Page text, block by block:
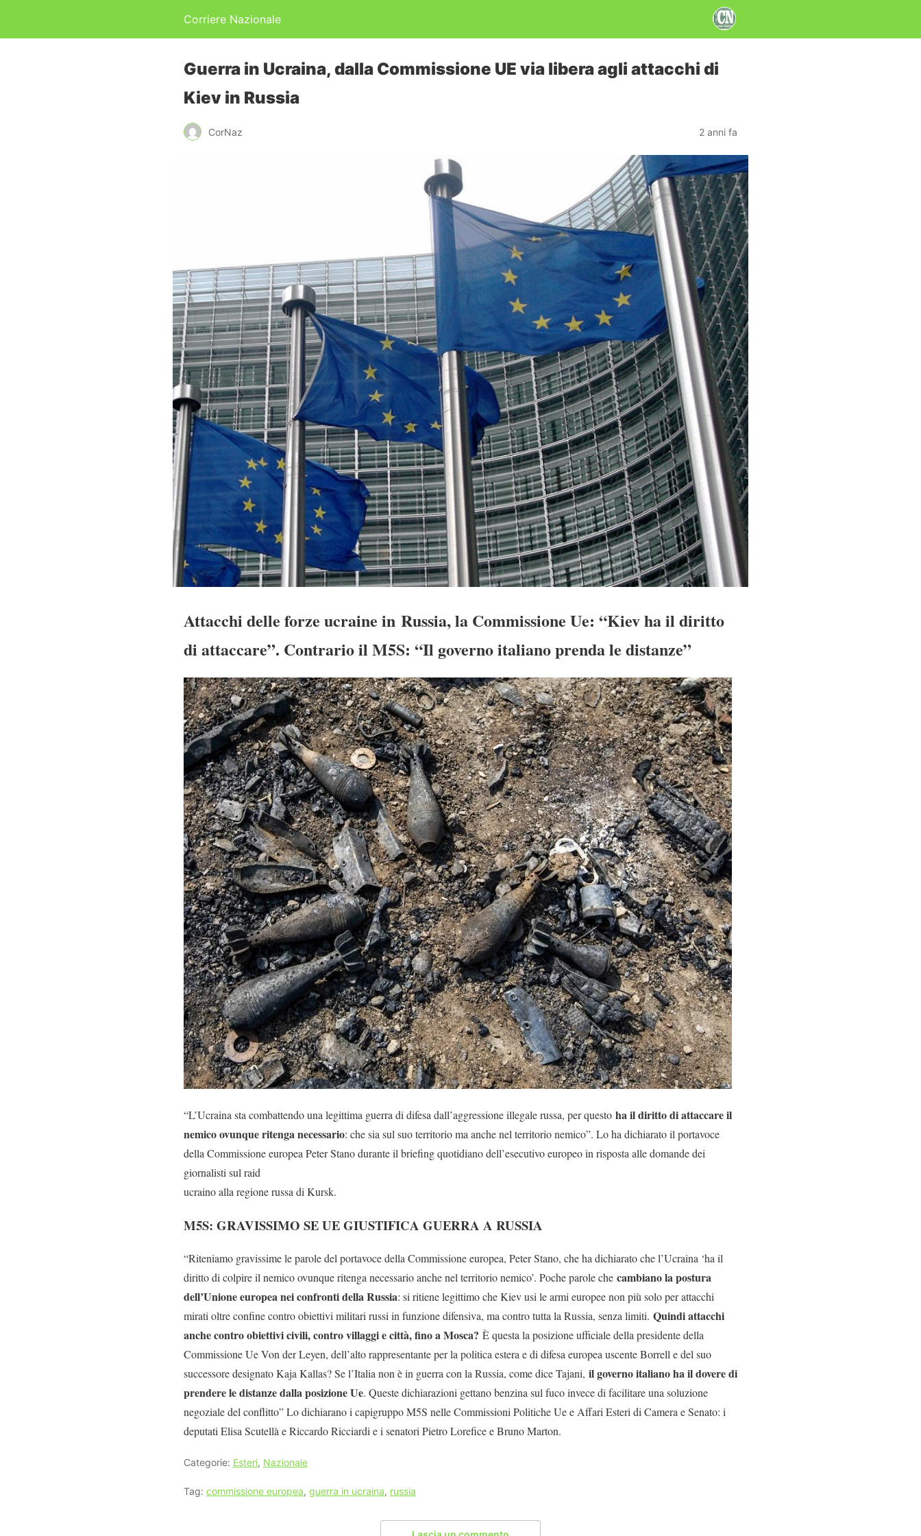
Corriere Nazionale
Guerra in Ucraina, dalla Commissione UE via libera agli attacchi di
Kiev in Russia
CorNaz 2 anni fa
Attacchi delle forze ucraine in Russia, la Commissione Ue: “Kiev ha il diritto
di attaccare”. Contrario il M5S: “Il governo italiano prenda le distanze”
“L’Ucraina sta combattendo una legittima guerra di difesa dall’aggressione illegale russa, per questo ha il diritto di attaccare il
nemico ovunque ritenga necessario: che sia sul suo territorio ma anche nel territorio nemico”. Lo ha dichiarato il portavoce
della Commissione europea Peter Stano durante il briefing quotidiano dell’esecutivo europeo in risposta alle domande dei
giornalisti sul raid
ucraino alla regione russa di Kursk.
M5S: GRAVISSIMO SE UE GIUSTIFICA GUERRA A RUSSIA
“Riteniamo gravissime le parole del portavoce della Commissione europea, Peter Stano, che ha dichiarato che l’Ucraina ‘ha il
diritto di colpire il nemico ovunque ritenga necessario anche nel territorio nemico’. Poche parole che cambiano la postura
dell’Unione europea nei confronti della Russia: si ritiene legittimo che Kiev usi le armi europee non più solo per attacchi
mirati oltre confine contro obiettivi militari russi in funzione difensiva, ma contro tutta la Russia, senza limiti. Quindi attacchi
anche contro obiettivi civili, contro villaggi e città, fino a Mosca? È questa la posizione ufficiale della presidente della
Commissione Ue Von der Leyen, dell’alto rappresentante per la politica estera e di difesa europea uscente Borrell e del suo
successore designato Kaja Kallas? Se l’Italia non è in guerra con la Russia, come dice Tajani, il governo italiano ha il dovere di
prendere le distanze dalla posizione Ue. Queste dichiarazioni gettano benzina sul fuco invece di facilitare una soluzione
negoziale del conflitto” Lo dichiarano i capigruppo M5S nelle Commissioni Politiche Ue e Affari Esteri di Camera e Senato: i
deputati Elisa Scutellà e Riccardo Ricciardi e i senatori Pietro Lorefice e Bruno Marton.
Categorie: Esteri, Nazionale
Tag: commissione europea, guerra in ucraina, russia